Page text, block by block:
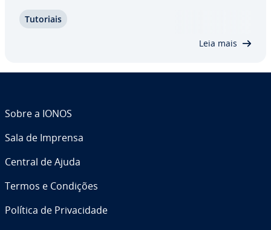
tui­ções fi­nan­cei­ras, por ajudar a convencer sobre
Tutoriais
Leia mais
Sobre a IONOS
Sala de Imprensa
Central de Ajuda
Termos e Condições
Política de Pri­va­ci­dade